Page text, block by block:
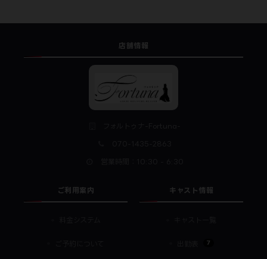
店舗情報
ご利用案内 キャスト情報
7